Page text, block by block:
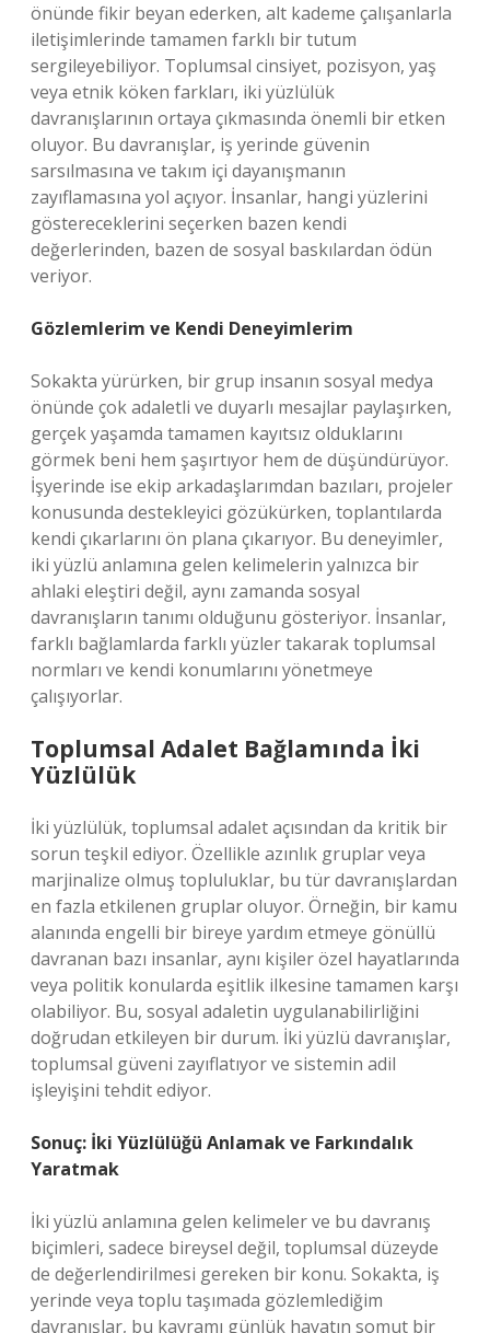
önünde fikir beyan ederken, alt kademe çalışanlarla
iletişimlerinde tamamen farklı bir tutum
sergileyebiliyor. Toplumsal cinsiyet, pozisyon, yaş
veya etnik köken farkları, iki yüzlülük
davranışlarının ortaya çıkmasında önemli bir etken
oluyor. Bu davranışlar, iş yerinde güvenin
sarsılmasına ve takım içi dayanışmanın
zayıflamasına yol açıyor. İnsanlar, hangi yüzlerini
göstereceklerini seçerken bazen kendi
değerlerinden, bazen de sosyal baskılardan ödün
veriyor.
Gözlemlerim ve Kendi Deneyimlerim
Sokakta yürürken, bir grup insanın sosyal medya
önünde çok adaletli ve duyarlı mesajlar paylaşırken,
gerçek yaşamda tamamen kayıtsız olduklarını
görmek beni hem şaşırtıyor hem de düşündürüyor.
İşyerinde ise ekip arkadaşlarımdan bazıları, projeler
konusunda destekleyici gözükürken, toplantılarda
kendi çıkarlarını ön plana çıkarıyor. Bu deneyimler,
iki yüzlü anlamına gelen kelimelerin yalnızca bir
ahlaki eleştiri değil, aynı zamanda sosyal
davranışların tanımı olduğunu gösteriyor. İnsanlar,
farklı bağlamlarda farklı yüzler takarak toplumsal
normları ve kendi konumlarını yönetmeye
çalışıyorlar.
Toplumsal Adalet Bağlamında İki
Yüzlülük
İki yüzlülük, toplumsal adalet açısından da kritik bir
sorun teşkil ediyor. Özellikle azınlık gruplar veya
marjinalize olmuş topluluklar, bu tür davranışlardan
en fazla etkilenen gruplar oluyor. Örneğin, bir kamu
alanında engelli bir bireye yardım etmeye gönüllü
davranan bazı insanlar, aynı kişiler özel hayatlarında
veya politik konularda eşitlik ilkesine tamamen karşı
olabiliyor. Bu, sosyal adaletin uygulanabilirliğini
doğrudan etkileyen bir durum. İki yüzlü davranışlar,
toplumsal güveni zayıflatıyor ve sistemin adil
işleyişini tehdit ediyor.
Sonuç: İki Yüzlülüğü Anlamak ve Farkındalık
Yaratmak
İki yüzlü anlamına gelen kelimeler ve bu davranış
biçimleri, sadece bireysel değil, toplumsal düzeyde
de değerlendirilmesi gereken bir konu. Sokakta, iş
yerinde veya toplu taşımada gözlemlediğim
davranışlar, bu kavramı günlük hayatın somut bir